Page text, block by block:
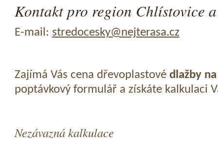
Kontakt pro region Chlístovice
E-mail: stredocesky@nejterasa.cz
Zajímá Vás cena dřevoplastové dlažby
poptávkový formulář a získáte kalkulaci
Nezávazná kalkulace